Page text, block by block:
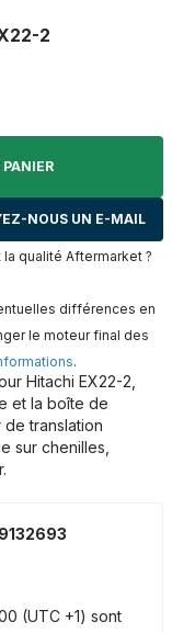
2
NOUS UN E-MAIL
qualité Aftermarket ?
différences en
le moteur final des
.
Hitachi EX22-2,
et la boîte de
translation
sur chenilles,
(UTC +1) sont